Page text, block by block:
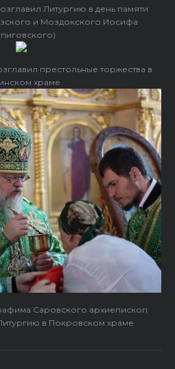
Литургию в день памяти
и Моздокского Иосифа
престольные торжества в
храме
Саровского архиепископ
в Покровском храме